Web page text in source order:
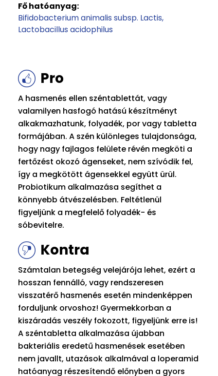
Fő hatóanyag:
Bifidobacterium animalis subsp. Lactis
Lactobacillus acidophilus
Pro
A hasmenés ellen széntablettát, vagy
valamilyen hasfogó hatású készítményt
alkakmazhatunk, folyadék, por vagy tabletta
formájában. A szén különleges tulajdonsága,
hogy nagy fajlagos felülete révén megköti a
fertőzést okozó ágenseket, nem szívódik fel,
így a megkötött ágensekkel együtt ürül.
Probiotikum alkalmazása segíthet a
könnyebb átvészelésben. Feltétlenül
figyeljünk a megfelelő folyadék- és
sóbevitelre.
Kontra
Számtalan betegség velejárója lehet, ezért a
hosszan fennálló, vagy rendszeresen
visszatérő hasmenés esetén mindenképpen
forduljunk orvoshoz! Gyermekkorban a
kiszáradás veszély fokozott, figyeljünk erre is!
A széntabletta alkalmazása újabban
bakteriális eredetű hasmenések esetében
nem javallt, utazások alkalmával a loperamid
hatóanyag részesítendő előnyben a gyors